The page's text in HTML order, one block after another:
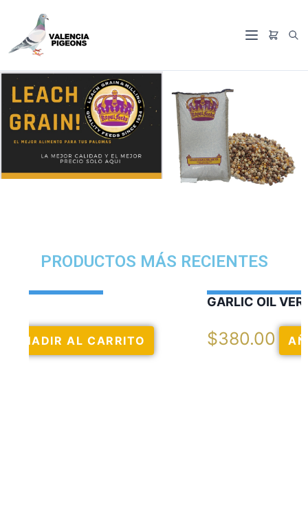
PRODUCTOS MÁS RECIENTES
$380.00 AÑADIR AL CARRITO